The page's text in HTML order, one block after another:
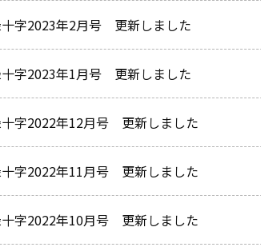
字2023年2月号 更新しました
字2023年1月号 更新しました
字2022年12月号 更新しました
字2022年11月号 更新しました
字2022年10月号 更新しました